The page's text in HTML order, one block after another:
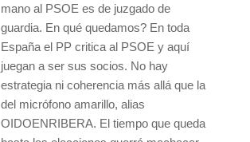
mano al PSOE es de juzgado de
guardia. En qué quedamos? En toda
España el PP critica al PSOE y aquí
juegan a ser sus socios. No hay
estrategia ni coherencia más allá que la
del micrófono amarillo, alias
OIDOENRIBERA. El tiempo que queda